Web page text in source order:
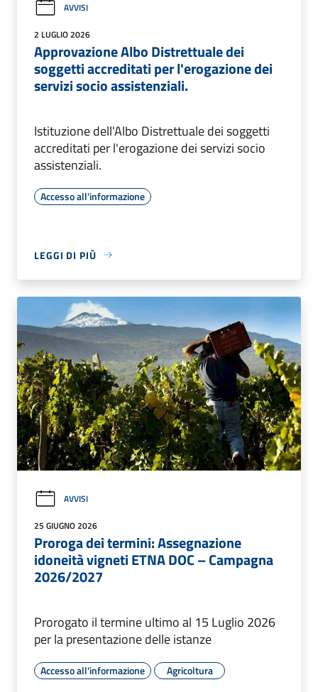
AVVISI
2 LUGLIO 2026
Approvazione Albo Distrettuale dei
soggetti accreditati per l'erogazione dei
servizi socio assistenziali.
Istituzione dell'Albo Distrettuale dei soggetti
accreditati per l'erogazione dei servizi socio
assistenziali.
Accesso all'informazione
LEGGI DI PIÙ
AVVISI
25 GIUGNO 2026
Proroga dei termini: Assegnazione
idoneità vigneti ETNA DOC – Campagna
2026/2027
Prorogato il termine ultimo al 15 Luglio 2026
per la presentazione delle istanze
Accesso all'informazione Agricoltura